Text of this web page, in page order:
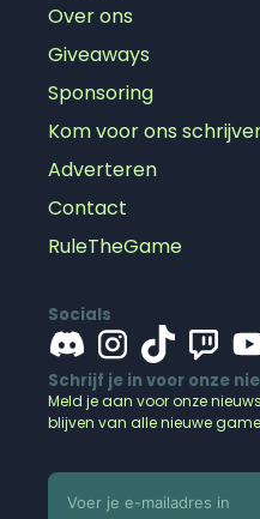
Over ons
Giveaways
Sponsoring
Kom voor ons
Adverteren
Contact
RuleTheGame
Socials
Schrijf je in voor onze
Meld je aan voor onze
blijven van alle nieuwe